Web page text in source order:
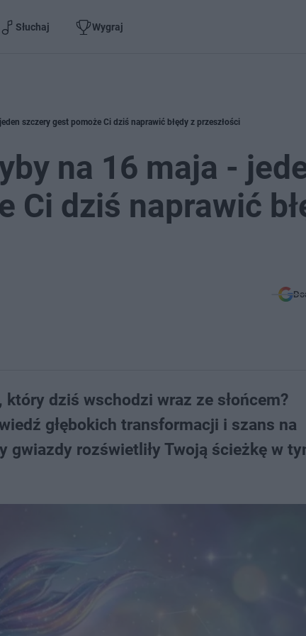
Słuchaj Wygraj
szczery gest pomoże Ci dziś naprawić błędy z przeszłości
na 16 maja -
Ci dziś naprawić
dziś wschodzi wraz ze słońcem?
głębokich transformacji i szans na
rozświetliły Twoją ścieżkę w